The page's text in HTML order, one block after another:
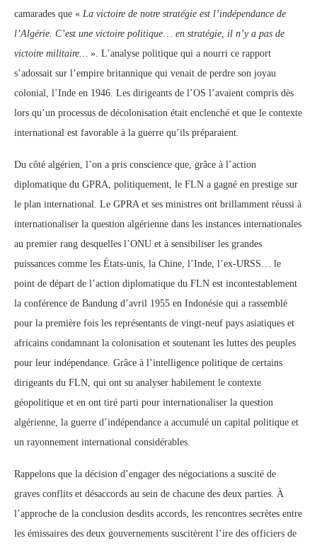
camarades que « La victoire de notre stratégie est l’indépendance de
l’Algérie. C’est une victoire politique… en stratégie, il n’y a pas de
victoire militaire… ». L’analyse politique qui a nourri ce rapport
s’adossait sur l’empire britannique qui venait de perdre son joyau
colonial, l’Inde en 1946. Les dirigeants de l’OS l’avaient compris dès
lors qu’un processus de décolonisation était enclenché et que le contexte
international est favorable à la guerre qu’ils préparaient.
Du côté algérien, l’on a pris conscience que, grâce à l’action
diplomatique du GPRA, politiquement, le FLN a gagné en prestige sur
le plan international. Le GPRA et ses ministres ont brillamment réussi à
internationaliser la question algérienne dans les instances internationales
au premier rang desquelles l’ONU et à sensibiliser les grandes
puissances comme les États-unis, la Chine, l’Inde, l’ex-URSS… le
point de départ de l’action diplomatique du FLN est incontestablement
la conférence de Bandung d’avril 1955 en Indonésie qui a rassemblé
pour la première fois les représentants de vingt-neuf pays asiatiques et
africains condamnant la colonisation et soutenant les luttes des peuples
pour leur indépendance. Grâce à l’intelligence politique de certains
dirigeants du FLN, qui ont su analyser habilement le contexte
géopolitique et en ont tiré parti pour internationaliser la question
algérienne, la guerre d’indépendance a accumulé un capital politique et
un rayonnement international considérables.
Rappelons que la décision d’engager des négociations a suscité de
graves conflits et désaccords au sein de chacune des deux parties. À
l’approche de la conclusion desdits accords, les rencontres secrètes entre
les émissaires des deux gouvernements suscitèrent l’ire des officiers de